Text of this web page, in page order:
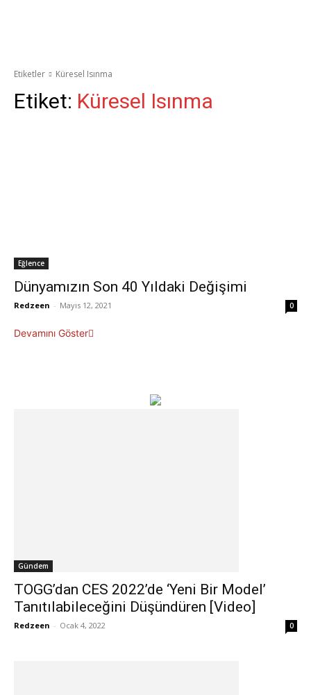
Etiketler Küresel Isınma
Etiket: Küresel Isınma
Eğlence
Dünyamızın Son 40 Yıldaki Değişimi
Redzeen - Mayıs 12, 2021 0
Devamını Göster
Gündem
TOGG’dan CES 2022’de ‘Yeni Bir Model’
Tanıtılabileceğini Düşündüren [Video]
Redzeen - Ocak 4, 2022 0